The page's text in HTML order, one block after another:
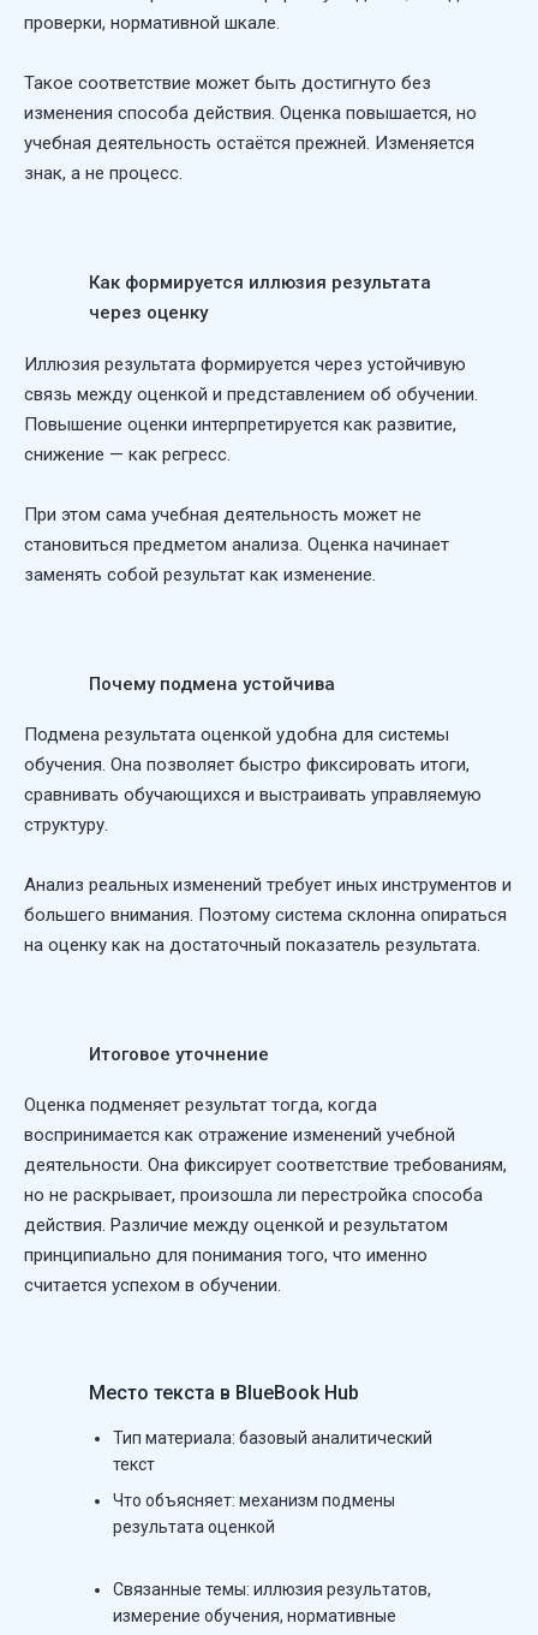
проверки, нормативной шкале.
Такое соответствие может быть достигнуто без
изменения способа действия. Оценка повышается, но
учебная деятельность остаётся прежней. Изменяется
знак, а не процесс.
Как формируется иллюзия результата
через оценку
Иллюзия результата формируется через устойчивую
связь между оценкой и представлением об обучении.
Повышение оценки интерпретируется как развитие,
снижение — как регресс.
При этом сама учебная деятельность может не
становиться предметом анализа. Оценка начинает
заменять собой результат как изменение.
Почему подмена устойчива
Подмена результата оценкой удобна для системы
обучения. Она позволяет быстро фиксировать итоги,
сравнивать обучающихся и выстраивать управляемую
структуру.
Анализ реальных изменений требует иных инструментов и
большего внимания. Поэтому система склонна опираться
на оценку как на достаточный показатель результата.
Итоговое уточнение
Оценка подменяет результат тогда, когда
воспринимается как отражение изменений учебной
деятельности. Она фиксирует соответствие требованиям,
но не раскрывает, произошла ли перестройка способа
действия. Различие между оценкой и результатом
принципиально для понимания того, что именно
считается успехом в обучении.
Место текста в BlueBook Hub
Тип материала: базовый аналитический
текст
Что объясняет: механизм подмены
результата оценкой
Связанные темы: иллюзия результатов,
измерение обучения, нормативные